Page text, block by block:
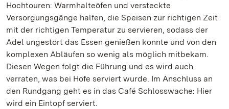
Hochtouren: Warmhalteöfen und versteckte
Versorgungsgänge halfen, die Speisen zur richtigen Zeit
mit der richtigen Temperatur zu servieren, sodass der
Adel ungestört das Essen genießen konnte und von den
komplexen Abläufen so wenig als möglich mitbekam.
Diesen Wegen folgt die Führung und es wird auch
verraten, was bei Hofe serviert wurde. Im Anschluss an
den Rundgang geht es in das Café Schlosswache: Hier
wird ein Eintopf serviert.